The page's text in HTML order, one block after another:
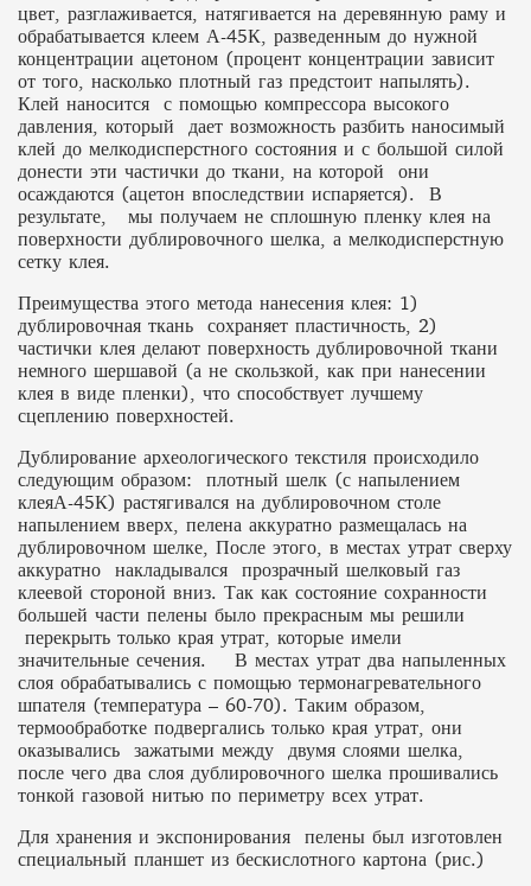
цвет, разглаживается, натягивается на деревянную раму и
обрабатывается клеем А-45К, разведенным до нужной
концентрации ацетоном (процент концентрации зависит
от того, насколько плотный газ предстоит напылять).
Клей наносится с помощью компрессора высокого
давления, который дает возможность разбить наносимый
клей до мелкодисперстного состояния и с большой силой
донести эти частички до ткани, на которой они
осаждаются (ацетон впоследствии испаряется). В
результате, мы получаем не сплошную пленку клея на
поверхности дублировочного шелка, а мелкодисперстную
сетку клея.
Преимущества этого метода нанесения клея: 1)
дублировочная ткань сохраняет пластичность, 2)
частички клея делают поверхность дублировочной ткани
немного шершавой (а не скользкой, как при нанесении
клея в виде пленки), что способствует лучшему
сцеплению поверхностей.
Дублирование археологического текстиля происходило
следующим образом: плотный шелк (с напылением
клеяА-45К) растягивался на дублировочном столе
напылением вверх, пелена аккуратно размещалась на
дублировочном шелке, После этого, в местах утрат сверху
аккуратно накладывался прозрачный шелковый газ
клеевой стороной вниз. Так как состояние сохранности
большей части пелены было прекрасным мы решили
перекрыть только края утрат, которые имели
значительные сечения. В местах утрат два напыленных
слоя обрабатывались с помощью термонагревательного
шпателя (температура – 60-70). Таким образом,
термообработке подвергались только края утрат, они
оказывались зажатыми между двумя слоями шелка,
после чего два слоя дублировочного шелка прошивались
тонкой газовой нитью по периметру всех утрат.
Для хранения и экспонирования пелены был изготовлен
специальный планшет из бескислотного картона (рис.)